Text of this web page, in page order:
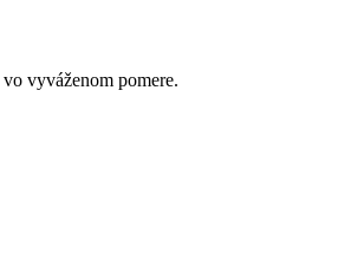
vo vyváženom pomere.